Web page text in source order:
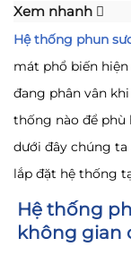
Xem nhanh
Hệ thống phun
mát phổ biến
đang phân vân
thống nào để phù
dưới đây chúng
lắp đặt hệ thống
Hệ thống
không gian